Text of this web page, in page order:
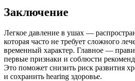
Заключение
Легкое давление в ушах —
которая часто не требует сложного
временный характер. Главное —
первые признаки и соблюсти
Это поможет снизить риск развития
и сохранить hearing здоровье.